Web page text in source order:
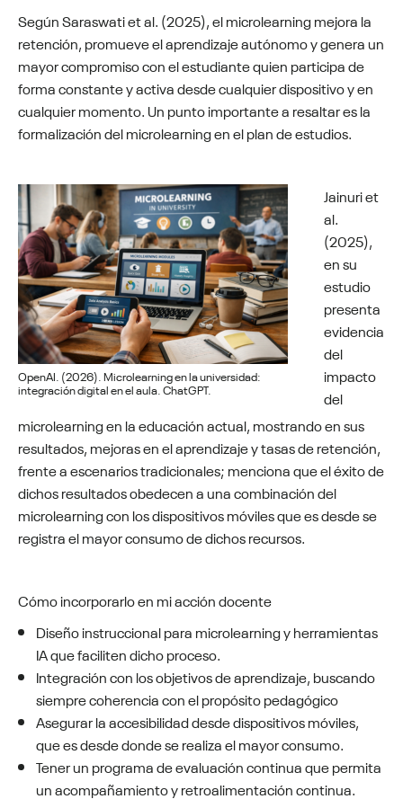
Según Saraswati et al. (2025), el microlearning mejora la
retención, promueve el aprendizaje autónomo y genera un
mayor compromiso con el estudiante quien participa de
forma constante y activa desde cualquier dispositivo y en
cualquier momento. Un punto importante a resaltar es la
formalización del microlearning en el plan de estudios.
OpenAI. (2026). Microlearning en la universidad:
integración digital en el aula. ChatGPT.
Jainuri et
al.
(2025),
en su
estudio
presenta
evidencia
del
impacto
del
microlearning en la educación actual, mostrando en sus
resultados, mejoras en el aprendizaje y tasas de retención,
frente a escenarios tradicionales; menciona que el éxito de
dichos resultados obedecen a una combinación del
microlearning con los dispositivos móviles que es desde se
registra el mayor consumo de dichos recursos.
Cómo incorporarlo en mi acción docente
Diseño instruccional para microlearning y herramientas
IA que faciliten dicho proceso.
Integración con los objetivos de aprendizaje, buscando
siempre coherencia con el propósito pedagógico
Asegurar la accesibilidad desde dispositivos móviles,
que es desde donde se realiza el mayor consumo.
Tener un programa de evaluación continua que permita
un acompañamiento y retroalimentación continua.